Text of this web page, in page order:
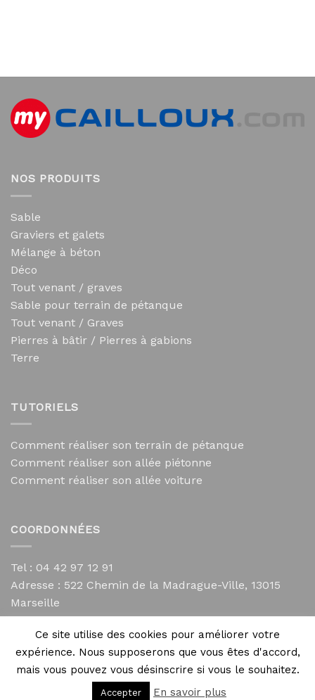
NOS PRODUITS
Sable
Graviers et galets
Mélange à béton
Déco
Tout venant / graves
Sable pour terrain de pétanque
Tout venant / Graves
Pierres à bâtir / Pierres à gabions
Terre
TUTORIELS
Comment réaliser son terrain de pétanque
Comment réaliser son allée piétonne
Comment réaliser son allée voiture
COORDONNÉES
Tel : 04 42 97 12 91
Adresse : 522 Chemin de la Madrague-Ville, 13015
Marseille
contact@mycailloux.com
Mentions légales
Copyright 2026 © Directives Web
Ce site utilise des cookies pour améliorer votre
expérience. Nous supposerons que vous êtes d'accord,
mais vous pouvez vous désinscrire si vous le souhaitez.
Accepter En savoir plus